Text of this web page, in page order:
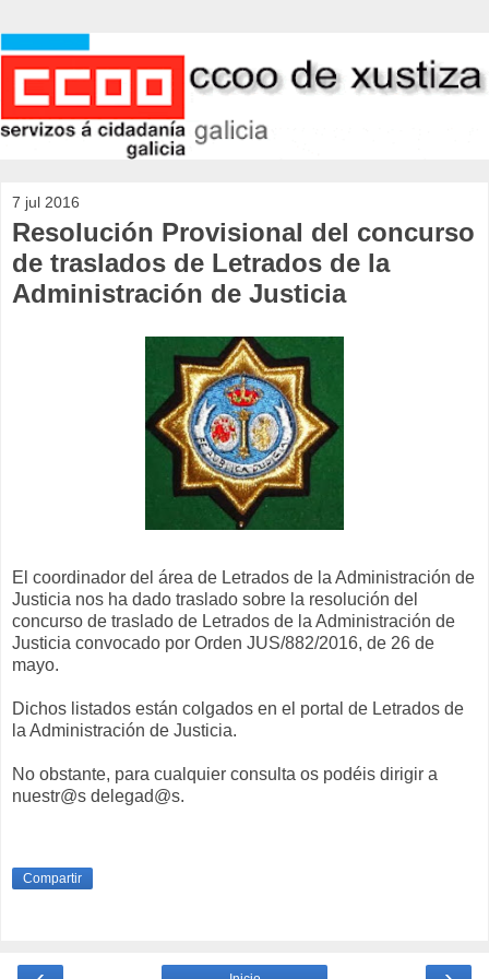
7 jul 2016
Resolución Provisional del concurso
de traslados de Letrados de la
Administración de Justicia
El coordinador del área de Letrados de la Administración de
Justicia nos ha dado traslado sobre la resolución del
concurso de traslado de Letrados de la Administración de
Justicia convocado por Orden JUS/882/2016, de 26 de
mayo.
Dichos listados están colgados en el portal de Letrados de
la Administración de Justicia.
No obstante, para cualquier consulta os podéis dirigir a
nuestr@s delegad@s.
Compartir